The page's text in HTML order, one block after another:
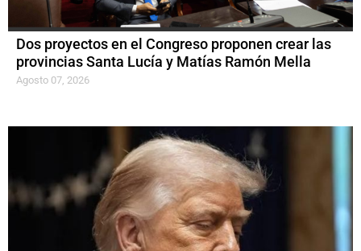
Dos proyectos en el Congreso proponen crear las
provincias Santa Lucía y Matías Ramón Mella
Agosto 07, 2026